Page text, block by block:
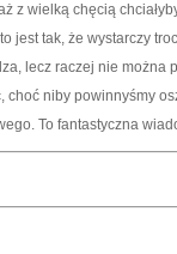
z wielką chęcią
tak, że wystarczy
lecz raczej nie można
niby powinnyśmy
To fantastyczna